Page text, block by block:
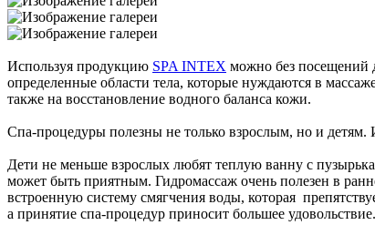
Используя продукцию SPA INTEX можно без посещений
определенные области тела, которые нуждаются в
также на восстановление водного баланса кожи.
Спа-процедуры полезны не только взрослым, но и детям.
Дети не меньше взрослых любят теплую ванну с
может быть приятным. Гидромассаж очень полезен в
встроенную систему смягчения воды, которая
а принятие спа-процедур приносит большее удовольствие.